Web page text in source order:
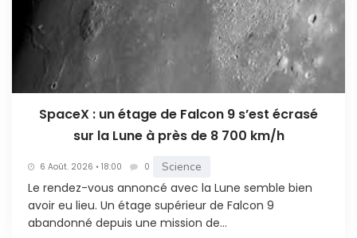
SpaceX : un étage de Falcon 9 s’est écrasé
sur la Lune à près de 8 700 km/h
6 Août. 2026 • 18:00 0 Science
Le rendez-vous annoncé avec la Lune semble bien
avoir eu lieu. Un étage supérieur de Falcon 9
abandonné depuis une mission de...